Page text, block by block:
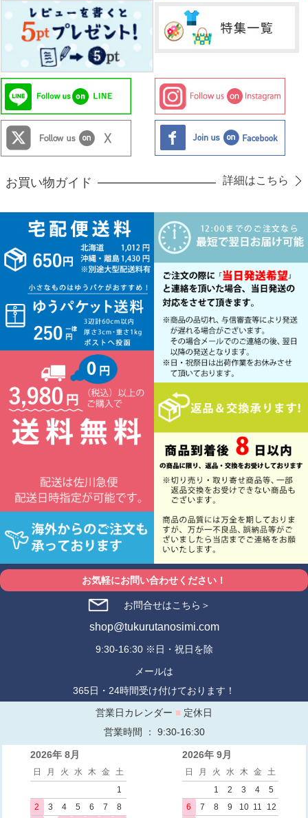
お買い物ガイド 詳細はこちら
お気軽にお問い合わせください！
お問合せはこちら＞
shop@tukurutanosimi.com
9:30-16:30 ※日・祝日を除
メールは
365日・24時間受け付けております！
営業日カレンダー ■ 定休日
営業時間 ： 9:30-16:30
2026年 8月
日 月 火 水 木 金
土
1
2
3 4 5 6 7 8
2026年 9月
日 月 火 水 木 金
土
1
2 3 4
5
6
7 8 9 10 11 12